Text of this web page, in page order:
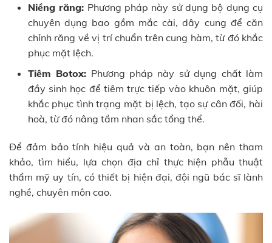
Niềng răng: Phương pháp này sử dụng bộ dụng cụ
chuyên dụng bao gồm mắc cài, dây cung để căn
chỉnh răng về vị trí chuẩn trên cung hàm, từ đó khắc
phục mặt lệch.
Tiêm Botox: Phương pháp này sử dụng chất làm
đầy sinh học để tiêm trực tiếp vào khuôn mặt, giúp
khắc phục tình trạng mặt bị lệch, tạo sự cân đối, hài
hoà, từ đó nâng tầm nhan sắc tổng thể.
Để đảm bảo tính hiệu quả và an toàn, bạn nên tham
khảo, tìm hiểu, lựa chọn địa chỉ thực hiện phẫu thuật
thẩm mỹ uy tín, có thiết bị hiện đại, đội ngũ bác sĩ lành
nghề, chuyên môn cao.